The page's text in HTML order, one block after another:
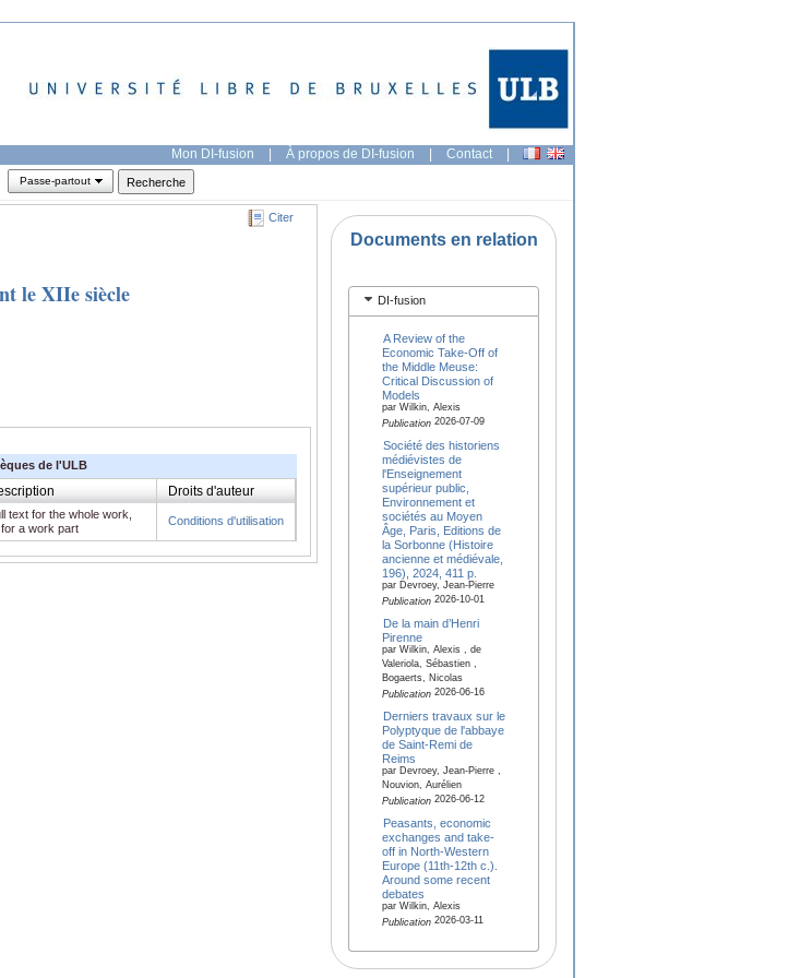
Mon DI-fusion | À propos de DI-fusion | Contact |
Passe-partout
Citer
le XIIe siècle
de l'ULB
Droits d'auteur
text for the whole work,
a work part
Conditions d'utilisation
Documents en relation
DI-fusion
A Review of the
Economic Take-Off of
the Middle Meuse:
Critical Discussion of
Models
par Wilkin, Alexis
Publication2026-07-09
Société des historiens
médiévistes de
l'Enseignement
supérieur public,
Environnement et
sociétés au Moyen
Âge, Paris, Editions de
la Sorbonne (Histoire
ancienne et médiévale,
196), 2024, 411 p.
par Devroey, Jean-Pierre
Publication2026-10-01
De la main d’Henri
Pirenne
par Wilkin, Alexis , de
Valeriola, Sébastien ,
Bogaerts, Nicolas
Publication2026-06-16
Derniers travaux sur le
Polyptyque de l'abbaye
de Saint-Remi de
Reims
par Devroey, Jean-Pierre ,
Nouvion, Aurélien
Publication2026-06-12
Peasants, economic
exchanges and take-
off in North-Western
Europe (11th-12th c.).
Around some recent
debates
par Wilkin, Alexis
Publication2026-03-11